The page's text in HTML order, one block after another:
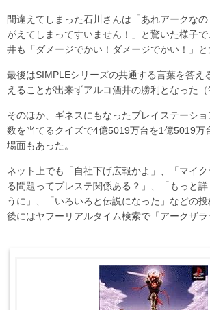
間違えてしまった石川さんは「あれアークな
がえてしまってすいません！」と驚いた様子
井も「ダメージでかい！ダメージでかい！」と
最後はSIMPLEシリーズの共通する言葉を答え
えることが出来ずアルコ酒井の勝利となった（
そのほか、ギネスにもなったプレイステーシ
数を当てるクイズで4億5019万台を1億5019万
場面もあった。
ネット上でも「自社下げ広報かよ」、「マイ
る問題ってプレステ関係ある？」、「もっと
うに」、「いろいろと伝説になった」などの
後にはヤフーリアルタイム検索で「アークザラ